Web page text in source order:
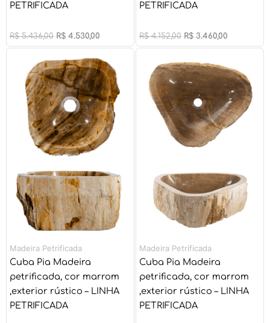
PETRIFICADA
R$5.436,00 R$ 4.530,00
PETRIFICADA
R$4.152,00 R$ 3.460,00
Madeira Petrificada
Cuba Pia Madeira
petrificada, cor marrom
,exterior rústico – LINHA
PETRIFICADA
preço
original
era:
R$ 4.152,00.
preço
atual
é:
R$ 3.460,00.
Madeira Petrificada
Cuba Pia Madeira
petrificada, cor marrom
,exterior rústico – LINHA
PETRIFICADA
preço
original
era:
R$ 4.972,00.
preço
atual
é:
R$ 4.143,00.